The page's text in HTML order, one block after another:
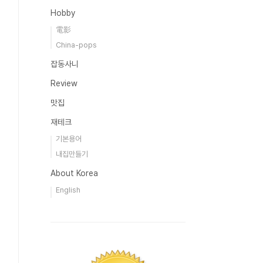
Hobby
電影
China-pops
잡동사니
Review
맛집
재테크
기본용어
내집만들기
About Korea
English